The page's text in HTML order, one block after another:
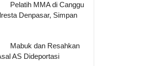
Pelatih MMA di Canggu
Denpasar, Simpan
Mabuk dan Resahkan
AS Dideportasi